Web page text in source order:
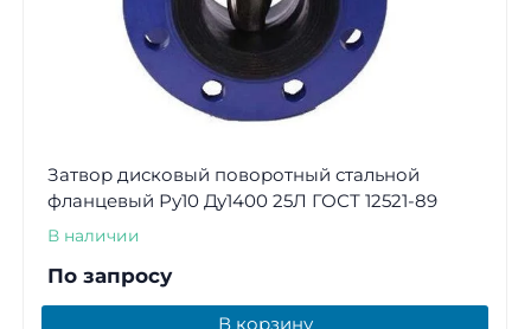
Затвор дисковый поворотный стальной
фланцевый Ру10 Ду1400 25Л ГОСТ 12521-89
В наличии
По запросу
В корзину